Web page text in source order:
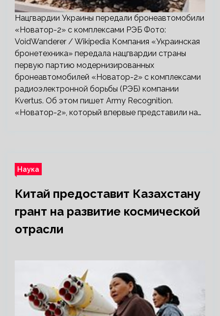
Нацгвардии Украины передали бронеавтомобили
«Новатор-2» с комплексами РЭБ Фото:
VoidWanderer / Wikipedia Компания «Украинская
бронетехника» передала нацгвардии страны
первую партию модернизированных
бронеавтомобилей «Новатор-2» с комплексами
радиоэлектронной борьбы (РЭБ) компании
Kvertus. Об этом пишет Army Recognition.
«Новатор-2», который впервые представили на…
Наука
Китай предоставит Казахстану
грант на развитие космической
отрасли